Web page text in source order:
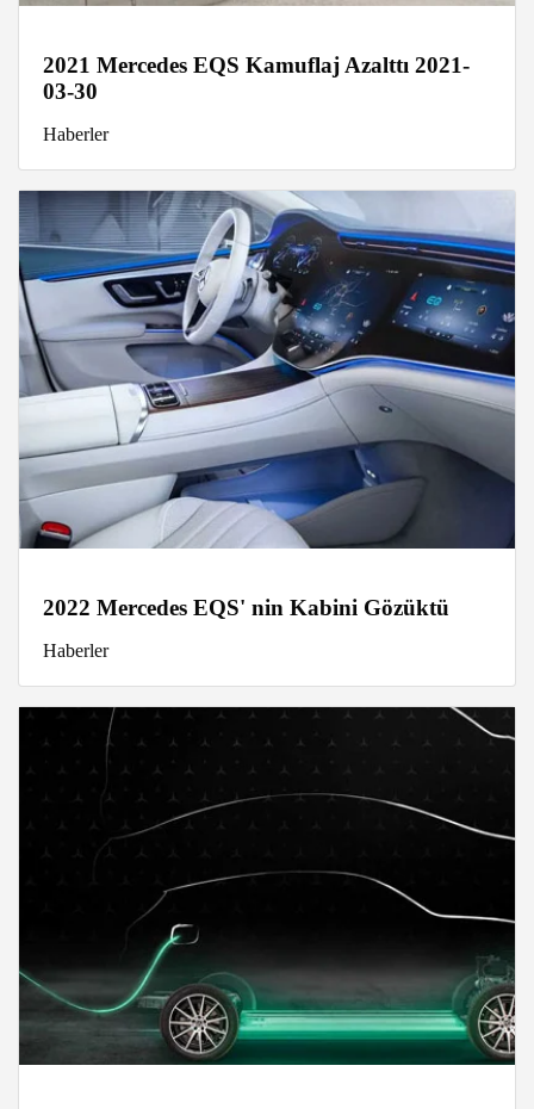
2021 Mercedes EQS Kamuflaj Azalttı 2021-
03-30
Haberler
2022 Mercedes EQS' nin Kabini Gözüktü
Haberler